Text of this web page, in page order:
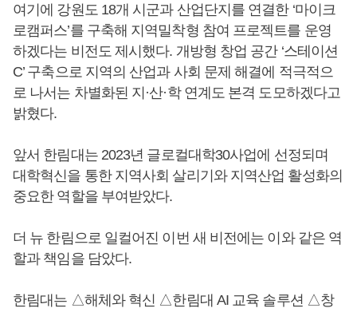
여기에 강원도 18개 시군과 산업단지를 연결한 ‘마이크
로캠퍼스’를 구축해 지역밀착형 참여 프로젝트를 운영
하겠다는 비전도 제시했다. 개방형 창업 공간 ‘스테이션
C’ 구축으로 지역의 산업과 사회 문제 해결에 적극적으
로 나서는 차별화된 지·산·학 연계도 본격 도모하겠다고
밝혔다.
앞서 한림대는 2023년 글로컬대학30사업에 선정되며
대학혁신을 통한 지역사회 살리기와 지역산업 활성화의
중요한 역할을 부여받았다.
더 뉴 한림으로 일컬어진 이번 새 비전에는 이와 같은 역
할과 책임을 담았다.
한림대는 △해체와 혁신 △한림대 AI 교육 솔루션 △창